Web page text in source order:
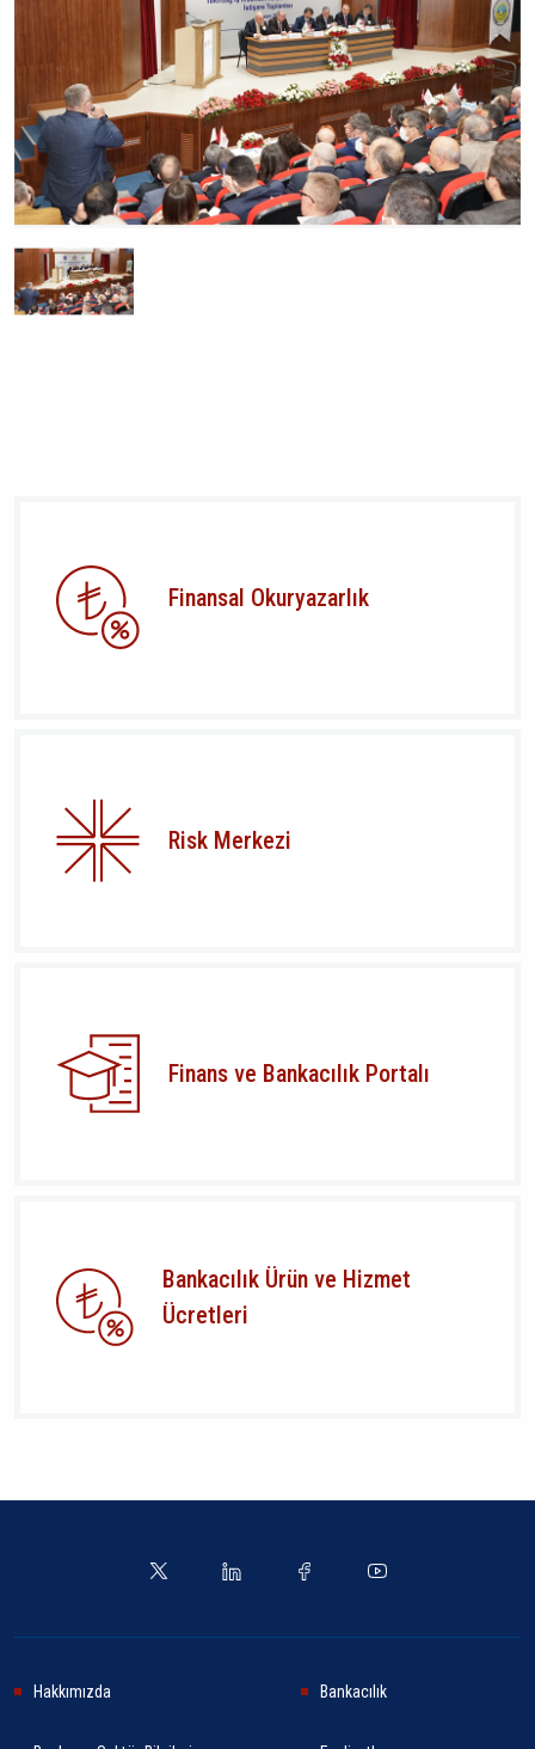
Finansal Okuryazarlık
Risk Merkezi
Finans ve Bankacılık Portalı
Bankacılık Ürün ve Hizmet
Ücretleri
Hakkımızda Bankacılık